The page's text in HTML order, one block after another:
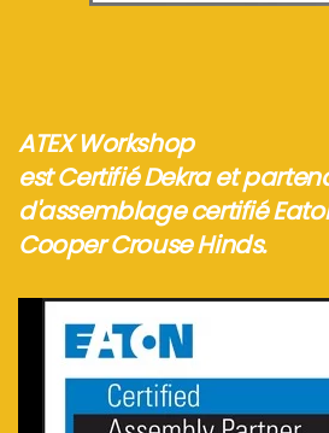
ATEX Workshop
est Certifié Dekra et
d'assemblage certifié
Cooper Crouse Hinds.